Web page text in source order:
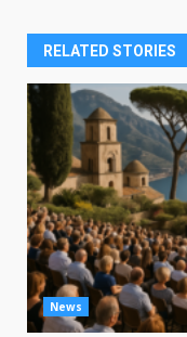
RELATED STORIES
News